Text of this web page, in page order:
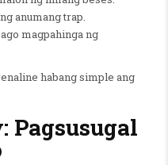
anumang trap.
magpahinga ng
habang simple ang
Pagsusugal